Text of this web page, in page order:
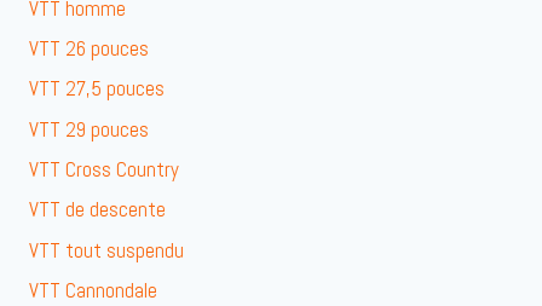
VTT homme
VTT 26 pouces
VTT 27,5 pouces
VTT 29 pouces
VTT Cross Country
VTT de descente
VTT tout suspendu
VTT Cannondale